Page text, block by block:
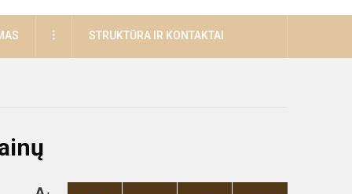
DAUGIAUSTRUKTŪRA IR KONTAKTAI